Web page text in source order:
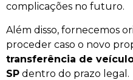
complicações no futuro.
Além disso, fornecemos
proceder caso o novo
transferência de
SP dentro do prazo legal.